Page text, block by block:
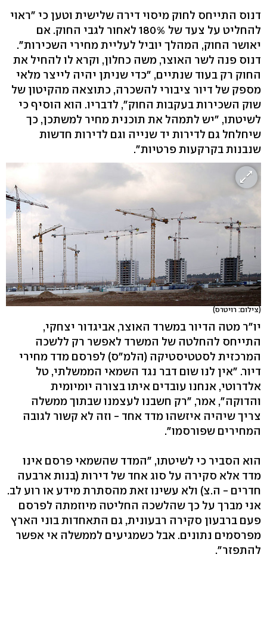
דנוס התייחס לחוק מיסוי דירה שלישית וטען כי "ראוי
להחליט על צעד של 180% לאחור לגבי החוק. אם
יאושר החוק, המהלך יוביל לעליית מחירי השכירות".
דנוס פנה לשר האוצר, משה כחלון, וקרא לו להחיל את
החוק רק בעוד שנתיים, "כדי שניתן יהיה לייצר מלאי
מספק של דיור ציבורי להשכרה, כתוצאה מהקיטון של
שוק השכירות בעקבות החוק", לדבריו. הוא הוסיף כי
לשיטתו, "יש לתמהל את תוכנית מחיר למשתכן, כך
שיחלחל גם לדירות יד שנייה וגם לדירות חדשות
שנבנות בקרקעות פרטיות".
(צילום: רויטרס)
יו"ר מטה הדיור במשרד האוצר, אביגדור יצחקי,
התייחס להחלטה של המשרד לאפשר רק ללשכה
המרכזית לסטטיסטיקה (הלמ"ס) לפרסם מדד מחירי
דיור. "אין לנו שום דבר נגד השמאי הממשלתי, טל
אלדרוטי, אנחנו עובדים איתו בצורה יומיומית
והדוקה", אמר, "רק חשבנו לעצמנו שבתוך ממשלה
צריך שיהיה איזשהו מדד אחד - וזה לא קשור לגובה
המחירים שפורסמו".
הוא הסביר כי לשיטתו, "המדד שהשמאי פרסם אינו
מדד אלא סקירה על סוג אחד של דירות (בנות ארבעה
חדרים - ה.צ) ולא עשינו זאת מהסתרת מידע או רוע לב.
אני מברך על כך שהלשכה החליטה מיוזמתה לפרסם
פעם ברבעון סקירה רבעונית, גם התאחדות בוני הארץ
מפרסמים נתונים. אבל כשמגיעים לממשלה אי אפשר
להתפזר".